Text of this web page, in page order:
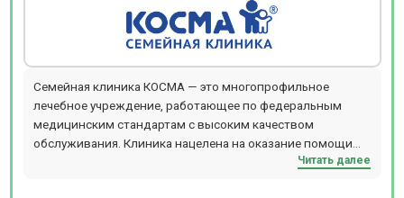
Семейная клиника КОСМА — это многопрофильное
лечебное учреждение, работающее по федеральным
медицинским стандартам с высоким качеством
обслуживания. Клиника нацелена на оказание помощи
пациентам от рождения до зрелого возраста, а также
Читать далее